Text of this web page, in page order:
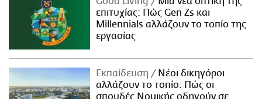
επιτυχίας: Πώς Gen Zs και
Millennials αλλάζουν το τοπίο της
εργασίας
Εκπαίδευση
Νέοι δικηγόροι
αλλάζουν το τοπίο: Πώς οι
σπουδές Νομικής οδηγούν σε